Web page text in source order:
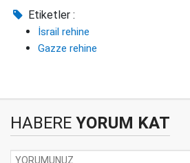
Etiketler :
İsrail rehine
Gazze rehine
HABERE YORUM KAT